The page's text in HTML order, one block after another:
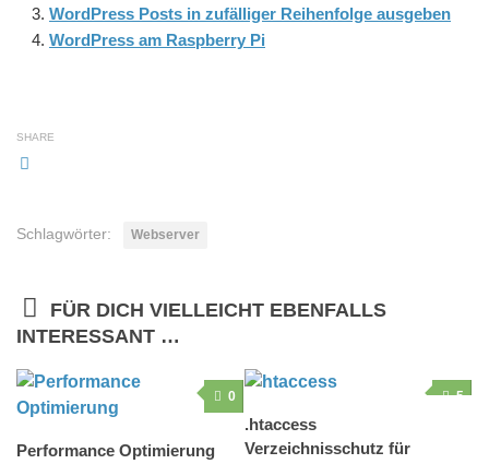
WordPress Posts in zufälliger Reihenfolge ausgeben
WordPress am Raspberry Pi
SHARE
Schlagwörter: Webserver
FÜR DICH VIELLEICHT EBENFALLS
INTERESSANT …
0
Performance Optimierung
5
.htaccess
Verzeichnisschutz für